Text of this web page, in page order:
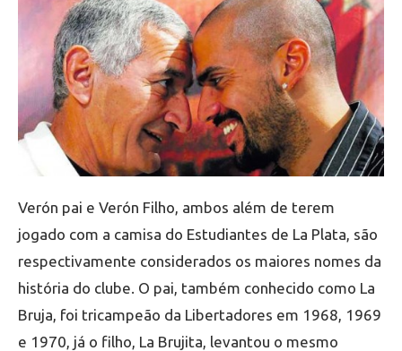
Verón pai e Verón Filho, ambos além de terem
jogado com a camisa do Estudiantes de La Plata, são
respectivamente considerados os maiores nomes da
história do clube. O pai, também conhecido como La
Bruja, foi tricampeão da Libertadores em 1968, 1969
e 1970, já o filho, La Brujita, levantou o mesmo